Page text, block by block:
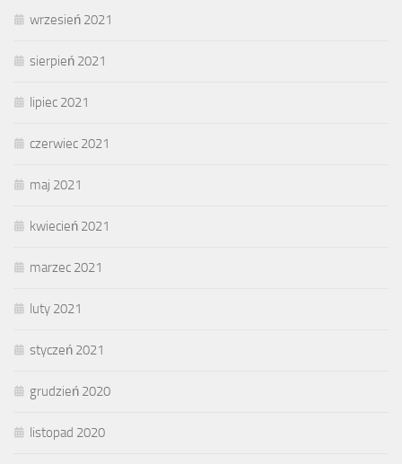
wrzesień 2021
sierpień 2021
lipiec 2021
czerwiec 2021
maj 2021
kwiecień 2021
marzec 2021
luty 2021
styczeń 2021
grudzień 2020
listopad 2020